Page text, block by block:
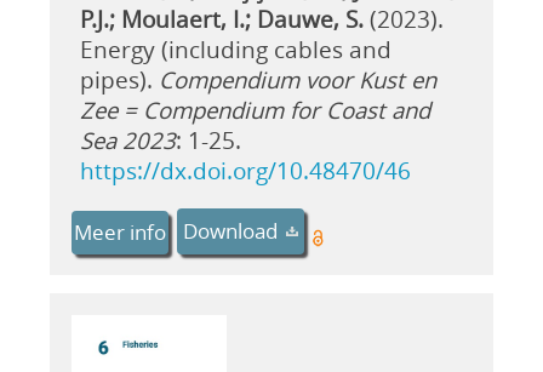
P.J.; Moulaert, I.; Dauwe, S.(2023).
Energy (including cables and
pipes). Compendium voor Kust en
Zee = Compendium for Coast and
Sea 2023: 1-25.
https://dx.doi.org/10.48470/46
Meer info Download